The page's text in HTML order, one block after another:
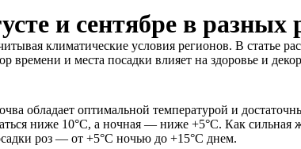
и сентябре в разных
климатические условия регионов. В статье
и места посадки влияет на здоровье и
обладает оптимальной температурой и
ниже 10°C, а ночная — ниже +5°C. Как сильная
роз — от +5°C ночью до +15°C днем.